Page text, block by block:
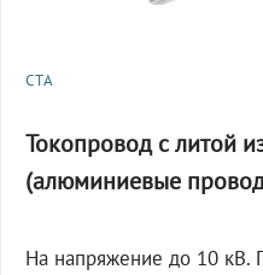
СТА
Токопровод с литой
(алюминиевые
На напряжение до 10 кВ.